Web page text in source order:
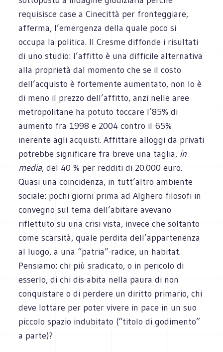
requisisce case a Cinecittà per fronteggiare,
afferma, l’emergenza della quale poco si
occupa la politica. Il Cresme diffonde i risultati
di uno studio: l’affitto è una difficile alternativa
alla proprietà dal momento che se il costo
dell’acquisto è fortemente aumentato, non lo è
di meno il prezzo dell’affitto, anzi nelle aree
metropolitane ha potuto toccare l’85% di
aumento fra 1998 e 2004 contro il 65%
inerente agli acquisti. Affittare alloggi da privati
potrebbe significare fra breve una taglia, in
media, del 40 % per redditi di 20.000 euro.
Quasi una coincidenza, in tutt’altro ambiente
sociale: pochi giorni prima ad Alghero filosofi in
convegno sul tema dell’abitare avevano
riflettuto su una crisi vista, invece che soltanto
come scarsità, quale perdita dell’appartenenza
al luogo, a una “patria”-radice, un habitat.
Pensiamo: chi più sradicato, o in pericolo di
esserlo, di chi dis-abita nella paura di non
conquistare o di perdere un diritto primario, chi
deve lottare per poter vivere in pace in un suo
piccolo spazio indubitato (“titolo di godimento”
a parte)?